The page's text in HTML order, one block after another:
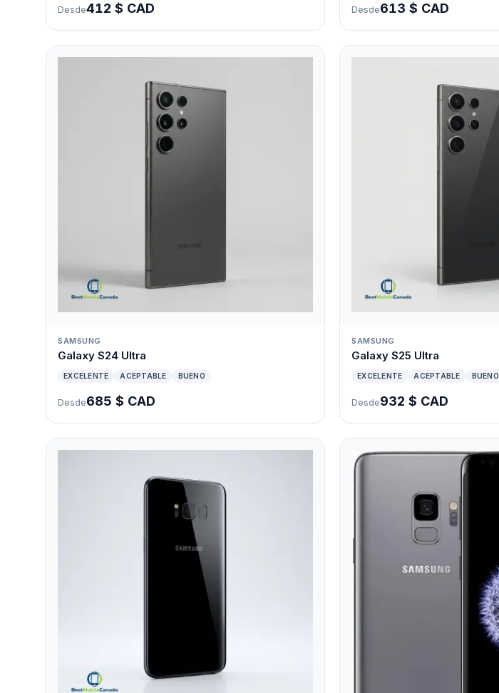
Desde412 $ CAD Desde613 $ CAD
SAMSUNG
Galaxy S24 Ultra
EXCELENTE ACEPTABLE BUENO
Desde685 $ CAD
SAMSUNG
Galaxy S25 Ultra
EXCELENTE ACEPTABLE BUENO
Desde932 $ CAD